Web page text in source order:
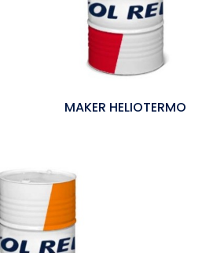
MAKER HELIOTERMO